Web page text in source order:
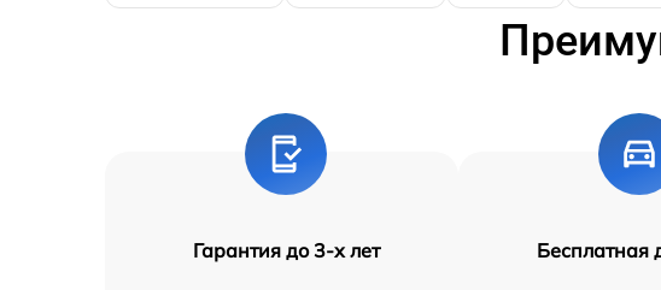
Гарантия до 3-х лет Бесплатная